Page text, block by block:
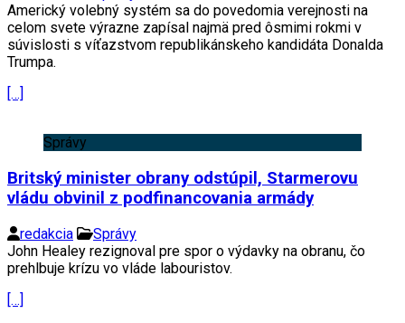
Americký volebný systém sa do povedomia verejnosti na
celom svete výrazne zapísal najmä pred ôsmimi rokmi v
súvislosti s víťazstvom republikánskeho kandidáta Donalda
Trumpa.
[…]
Správy
Britský minister obrany odstúpil, Starmerovu
vládu obvinil z podfinancovania armády
redakcia
Správy
John Healey rezignoval pre spor o výdavky na obranu, čo
prehlbuje krízu vo vláde labouristov.
[…]